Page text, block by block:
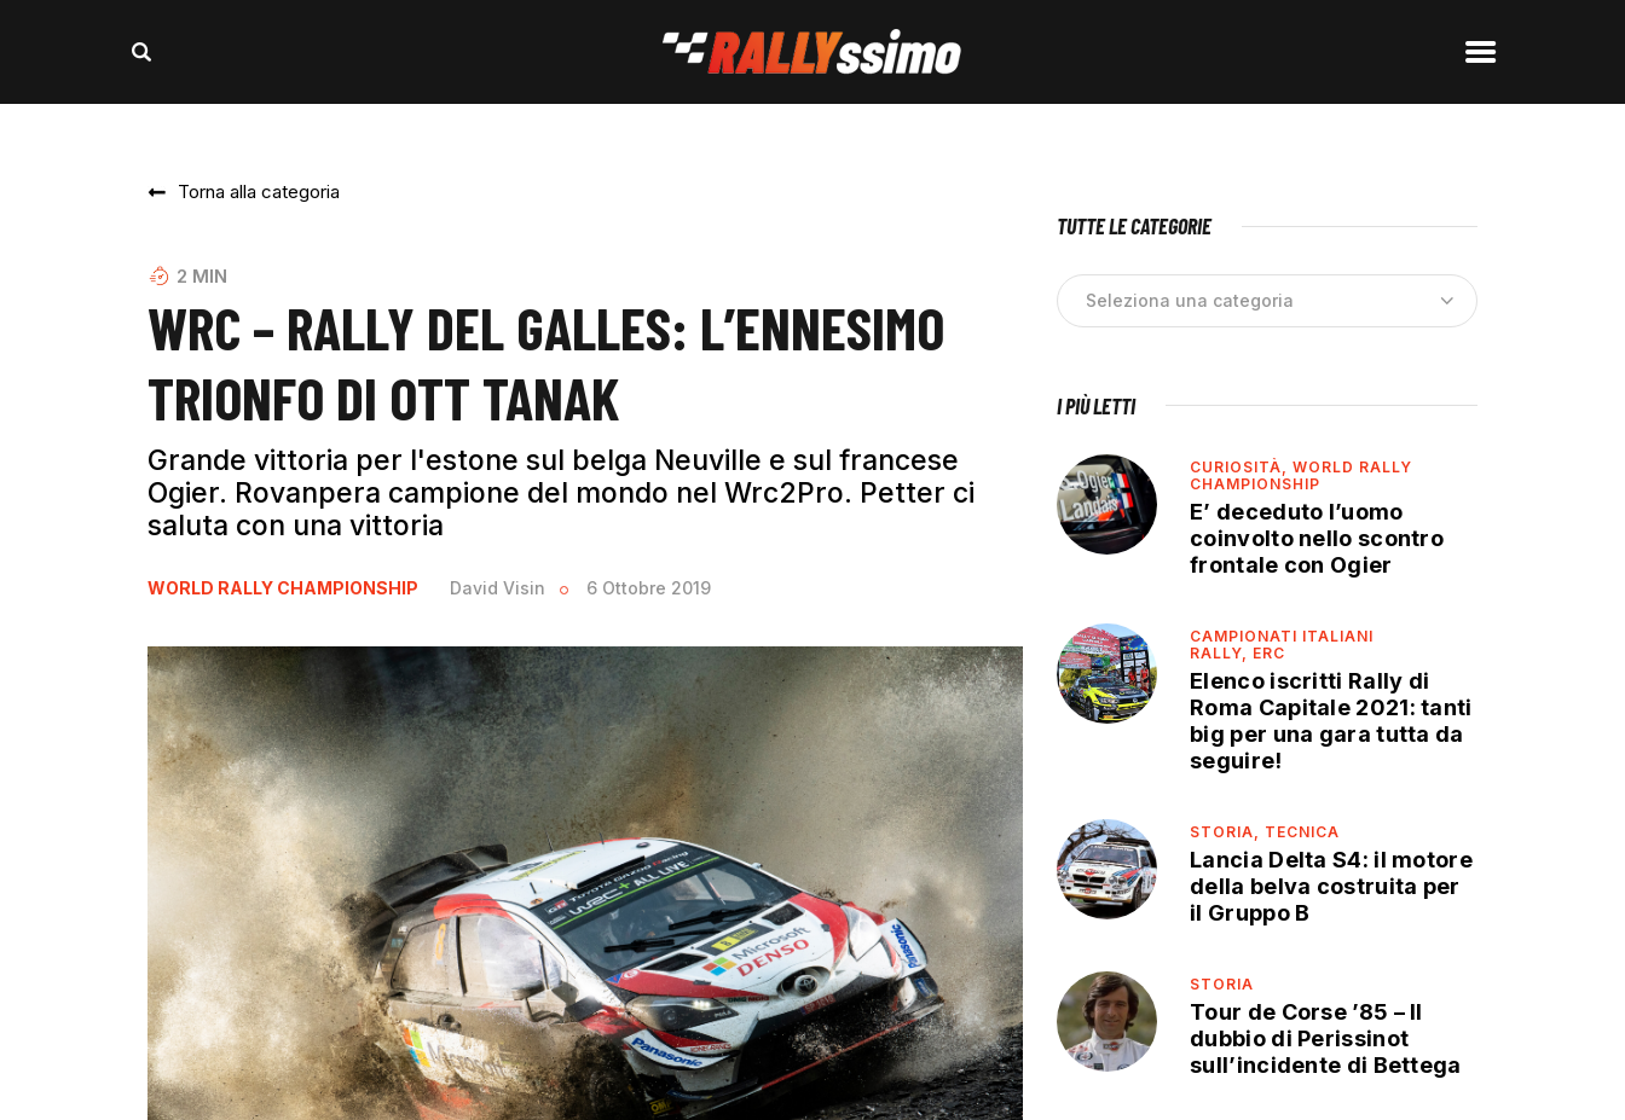
Torna alla categoria
2 MIN
WRC – RALLY DEL GALLES: L’ENNESIMO
TRIONFO DI OTT TANAK
Grande vittoria per l'estone sul belga Neuville e sul francese
Ogier. Rovanpera campione del mondo nel Wrc2Pro. Petter ci
saluta con una vittoria
WORLD RALLY CHAMPIONSHIP David Visin 6 Ottobre 2019
TUTTE LE CATEGORIE
I PIÙ LETTI
CURIOSITÀ,WORLD RALLY
CHAMPIONSHIP
E’ deceduto l’uomo
coinvolto nello scontro
frontale con Ogier
CAMPIONATI ITALIANI
RALLY, ERC
Elenco iscritti Rally di
Roma Capitale 2021: tanti
big per una gara tutta da
seguire!
STORIA, TECNICA
Lancia Delta S4: il motore
della belva costruita per
il Gruppo B
STORIA
Tour de Corse ’85 – Il
dubbio di Perissinot
sull’incidente di Bettega